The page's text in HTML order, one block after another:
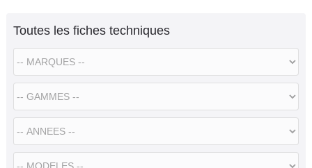
Toutes les fiches techniques